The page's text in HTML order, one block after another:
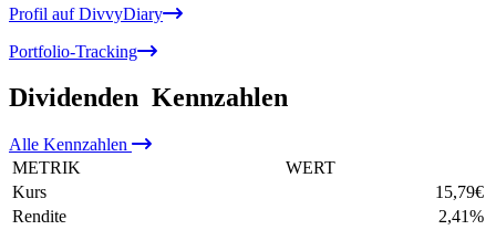
Profil auf DivvyDiary
Portfolio-Tracking
Dividenden Kennzahlen
Alle Kennzahlen
METRIK
WERT
Kurs
15,79€
Rendite
2,41%